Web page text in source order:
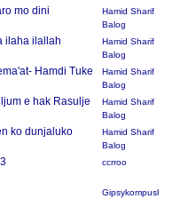
mo dini
Hamid Sharif
Balog
ilaha ilallah
Hamid Sharif
Balog
Hamdi Tuke
Hamid Sharif
Balog
e hak Rasulje
Hamid Sharif
Balog
ko dunjaluko
Hamid Sharif
Balog
ccrroo
Gipsykompush